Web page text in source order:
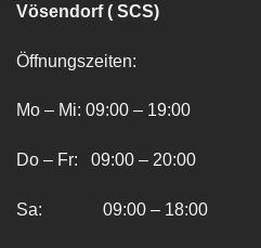
Vösendorf ( SCS)
Öffnungszeiten:
Mo – Mi: 09:00 – 19:00
Do – Fr: 09:00 – 20:00
Sa: 09:00 – 18:00